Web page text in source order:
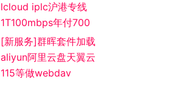
lcloud iplc沪港专线
1T100mbps年付700
[新服务]群晖套件加载
aliyun阿里云盘天翼云
115等做webdav